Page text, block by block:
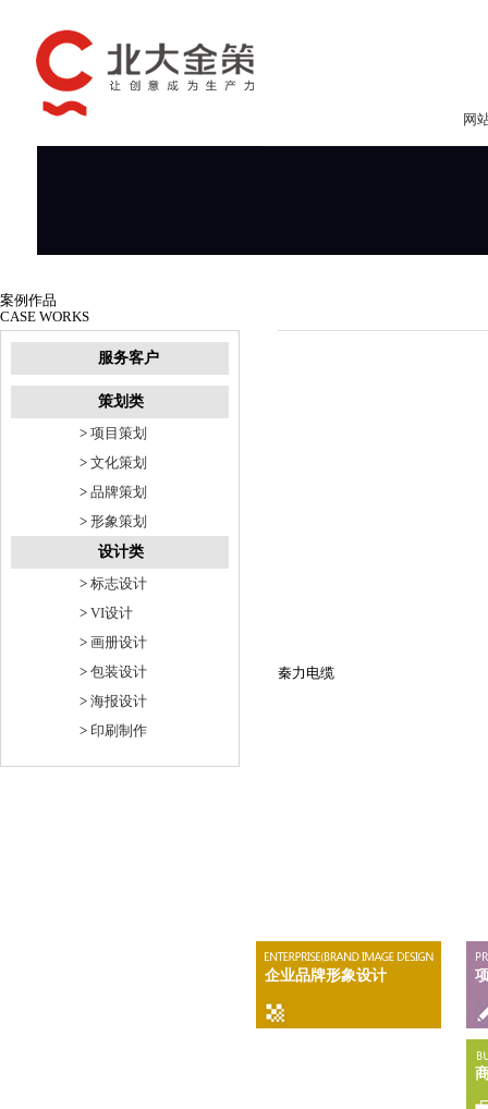
网
案例作品
CASE WORKS
服务客户
策划类
> 项目策划
> 文化策划
> 品牌策划
> 形象策划
设计类
> 标志设计
> VI设计
> 画册设计
> 包装设计
> 海报设计
> 印刷制作
秦力电缆
企业品牌形象设计